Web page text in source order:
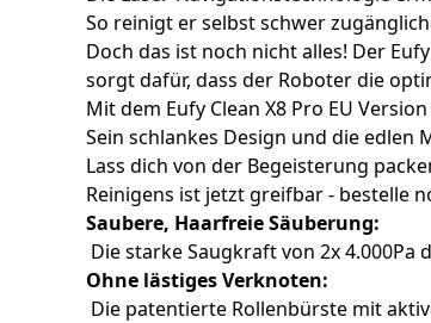
So reinigt er selbst schwer
Doch das ist noch nicht alles! Der
sorgt dafür, dass der Roboter die
Mit dem Eufy Clean X8 Pro EU
Sein schlankes Design und die edlen
Lass dich von der Begeisterung
Reinigens ist jetzt greifbar - bestelle
Saubere, Haarfreie Säuberung:
Die starke Saugkraft von 2x
Ohne lästiges Verknoten:
Die patentierte Rollenbürste mit